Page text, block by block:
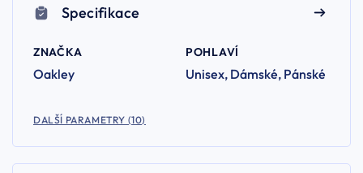
Specifikace
ZNAČKA
Oakley
POHLAVÍ
Unisex, Dámské, Pánské
DALŠÍ PARAMETRY (10)